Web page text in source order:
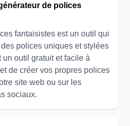
de polices
fantaisistes est un outil qui
polices uniques et stylées
un outil gratuit et facile à
de créer vos propres polices
site web ou sur les
sociaux.